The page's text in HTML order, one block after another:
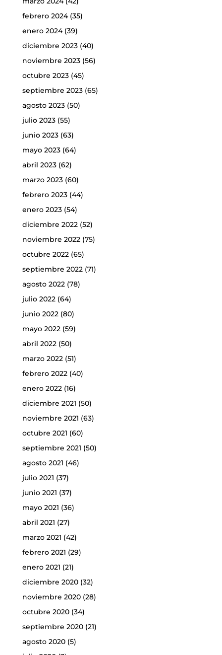
febrero 2024(35)
enero 2024(39)
diciembre 2023(40)
noviembre 2023(56)
octubre 2023(45)
septiembre 2023(65)
agosto 2023(50)
julio 2023(55)
junio 2023(63)
mayo 2023(64)
abril 2023(62)
marzo 2023(60)
febrero 2023(44)
enero 2023(54)
diciembre 2022(52)
noviembre 2022(75)
octubre 2022(65)
septiembre 2022(71)
agosto 2022(78)
julio 2022(64)
junio 2022(80)
mayo 2022(59)
abril 2022(50)
marzo 2022(51)
febrero 2022(40)
enero 2022(16)
diciembre 2021 (50)
noviembre 2021 (63)
octubre 2021 (60)
septiembre 2021 (50)
agosto 2021 (46)
julio 2021 (37)
junio 2021 (37)
mayo 2021 (36)
abril 2021 (27)
marzo 2021 (42)
febrero 2021 (29)
enero 2021 (21)
diciembre 2020(32)
noviembre 2020(28)
octubre 2020(34)
septiembre 2020(21)
agosto 2020(5)